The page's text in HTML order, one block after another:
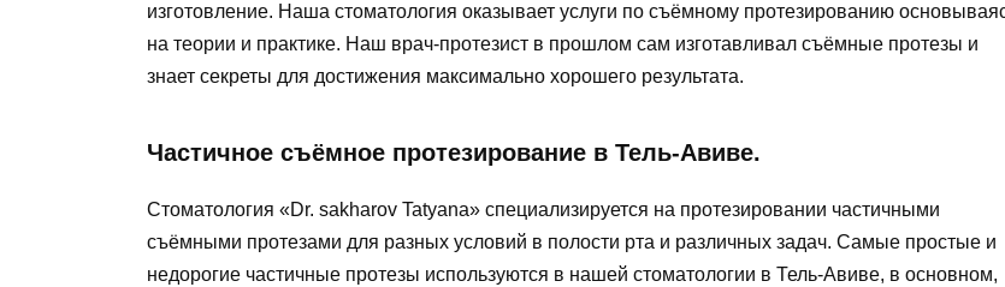
изготовление. Наша стоматология оказывает услуги по съёмному протезированию
на теории и практике. Наш врач-протезист в прошлом сам изготавливал съёмные протезы и
знает секреты для достижения максимально хорошего результата.
Частичное съёмное протезирование в Тель-Авиве.
Стоматология «Dr. sakharov Tatyana» специализируется на протезировании частичными
съёмными протезами для разных условий в полости рта и различных задач. Самые простые и
недорогие частичные протезы используются в нашей стоматологии в Тель-Авиве, в основном,